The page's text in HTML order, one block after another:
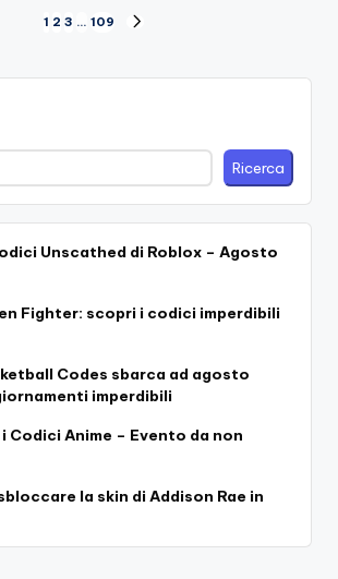
1 2 3 … 109
Ricerca
Unscathed di Roblox – Agosto
Fighter: scopri i codici imperdibili
Codes sbarca ad agosto
imperdibili
Codici Anime – Evento da non
la skin di Addison Rae in